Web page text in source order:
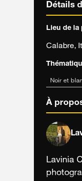
Détails
Lieu de la
Calabre,
Noir et
À
Lavinia